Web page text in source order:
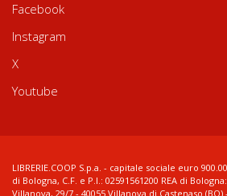
Facebook
Instagram
X
Youtube
LIBRERIE.COOP S.p.a. - capitale sociale euro
di Bologna, C.F. e P.I.: 02591561200 REA di
Villanova, 29/7 - 40055 Villanova di Castenaso (BO)